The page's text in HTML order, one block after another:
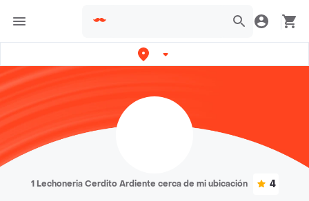
1 Lechoneria Cerdito Ardiente cerca de mi ubicación 4